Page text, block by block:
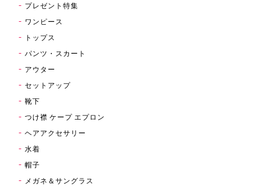
プレゼント特集
ワンピース
トップス
パンツ・スカート
アウター
セットアップ
靴下
つけ襟 ケープ エプロン
ヘアアクセサリー
水着
帽子
メガネ＆サングラス